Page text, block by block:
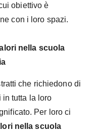
obiettivo è
con i loro spazi.
nella scuola
che richiedono di
in tutta la loro
Per loro ci
nella scuola